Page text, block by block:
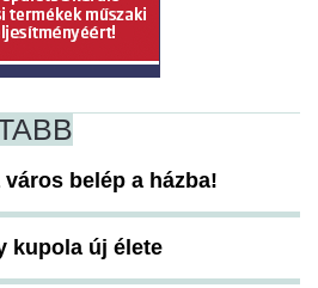
belép a házba!
kupola új élete